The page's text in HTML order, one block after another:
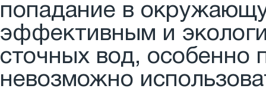
попадание в
эффективным и
сточных вод, особенно
невозможно